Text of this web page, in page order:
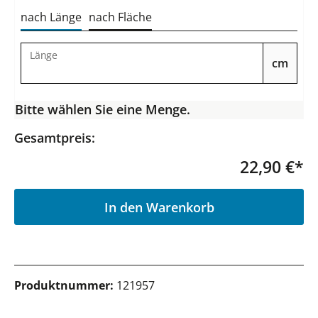
nach Länge nach Fläche
Länge
cm
Bitte wählen Sie eine Menge.
Gesamtpreis:
22,90 €*
In den Warenkorb
Produktnummer: 121957